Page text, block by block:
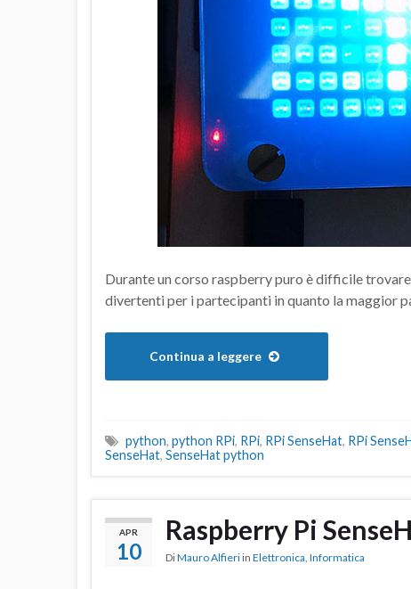
Durante un corso raspberry puro è difficile
divertenti per i partecipanti in quanto la maggior
Continua a leggere
python, python RPi, RPi, RPi SenseHat, RPi
SenseHat, SenseHat python
APR
10
Raspberry Pi
DiMauro Alfieri in Elettronica, Informatica